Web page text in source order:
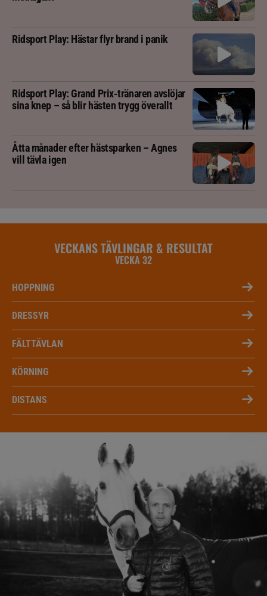
Ridsport Play: Hästar flyr brand i panik
Ridsport Play: Grand Prix-tränaren avslöjar
sina knep – så blir hästen trygg överallt
Åtta månader efter hästsparken – Agnes
vill tävla igen
VECKANS TÄVLINGAR & RESULTAT
VECKA 32
HOPPNING
DRESSYR
FÄLTTÄVLAN
KÖRNING
DISTANS